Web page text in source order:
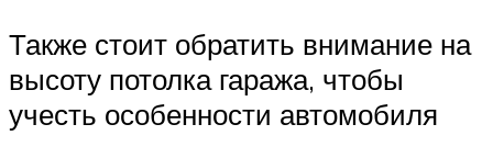
Также стоит обратить внимание на
высоту потолка гаража, чтобы
учесть особенности автомобиля